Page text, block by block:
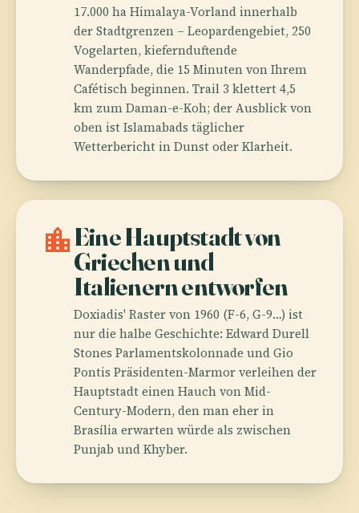
17.000 ha Himalaya-Vorland innerhalb
der Stadtgrenzen – Leopardengebiet, 250
Vogelarten, kiefernduftende
Wanderpfade, die 15 Minuten von Ihrem
Cafétisch beginnen. Trail 3 klettert 4,5
km zum Daman-e-Koh; der Ausblick von
oben ist Islamabads täglicher
Wetterbericht in Dunst oder Klarheit.
location_cityEine Hauptstadt von
Griechen und
Italienern entworfen
Doxiadis' Raster von 1960 (F-6, G-9…) ist
nur die halbe Geschichte: Edward Durell
Stones Parlamentskolonnade und Gio
Pontis Präsidenten-Marmor verleihen der
Hauptstadt einen Hauch von Mid-
Century-Modern, den man eher in
Brasília erwarten würde als zwischen
Punjab und Khyber.